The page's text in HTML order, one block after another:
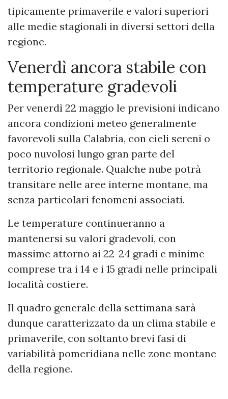
tipicamente primaverile e valori superiori
alle medie stagionali in diversi settori della
regione.
Venerdì ancora stabile con
temperature gradevoli
Per venerdì 22 maggio le previsioni indicano
ancora condizioni meteo generalmente
favorevoli sulla Calabria, con cieli sereni o
poco nuvolosi lungo gran parte del
territorio regionale. Qualche nube potrà
transitare nelle aree interne montane, ma
senza particolari fenomeni associati.
Le temperature continueranno a
mantenersi su valori gradevoli, con
massime attorno ai 22-24 gradi e minime
comprese tra i 14 e i 15 gradi nelle principali
località costiere.
Il quadro generale della settimana sarà
dunque caratterizzato da un clima stabile e
primaverile, con soltanto brevi fasi di
variabilità pomeridiana nelle zone montane
della regione.